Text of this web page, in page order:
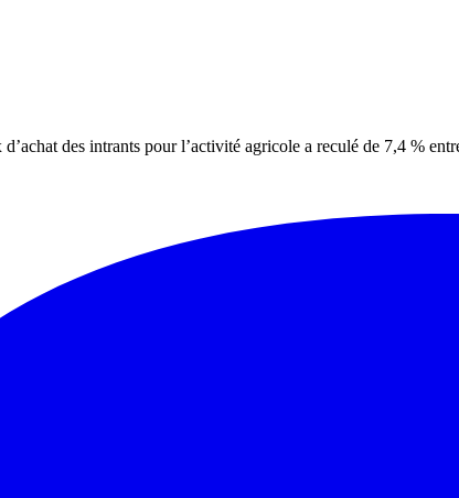
des intrants pour l’activité agricole a reculé de 7,4 %